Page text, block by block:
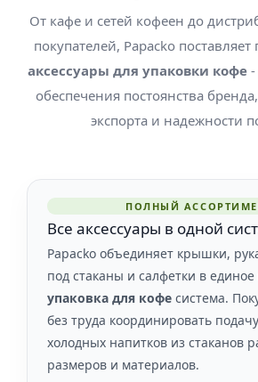
От кафе и сетей кофеен до
покупателей, Papacko
аксессуары для упаковки кофе
обеспечения постоянства
экспорта и надежности
ПОЛНЫЙ
Все аксессуары в одной
Papacko объединяет крышки,
под стаканы и салфетки в
упаковка для кофе система.
без труда координировать
холодных напитков из стаканов
размеров и материалов.